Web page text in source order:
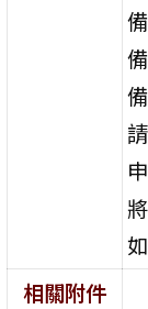
相關附件